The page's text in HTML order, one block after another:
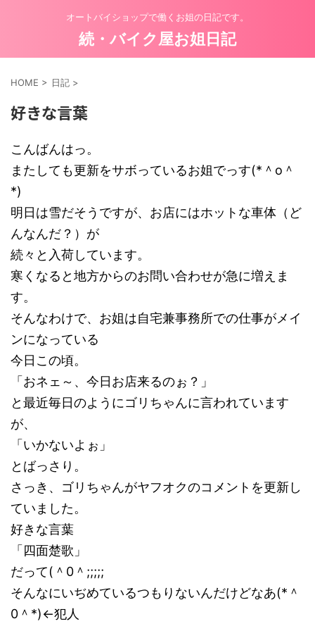
オートバイショップで働くお姐の日記です。
続・バイク屋お姐日記
HOME > 日記 >
好きな言葉
こんばんはっ。
またしても更新をサボっているお姐でっす(*＾o＾
*)
明日は雪だそうですが、お店にはホットな車体（ど
んなんだ？）が
続々と入荷しています。
寒くなると地方からのお問い合わせが急に増えま
す。
そんなわけで、お姐は自宅兼事務所での仕事がメイ
ンになっている
今日この頃。
「おネェ～、今日お店来るのぉ？」
と最近毎日のようにゴリちゃんに言われています
が、
「いかないよぉ」
とばっさり。
さっき、ゴリちゃんがヤフオクのコメントを更新し
ていました。
好きな言葉
「四面楚歌」
だって(＾0＾;;;;;
そんなにいぢめているつもりないんだけどなあ(*＾
0＾*)←犯人